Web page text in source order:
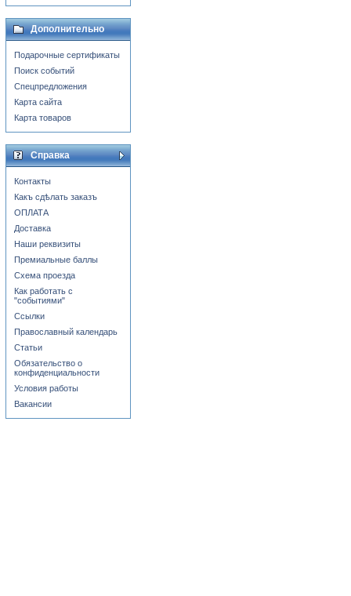
Дополнительно
Подарочные сертификаты
Поиск событий
Спецпредложения
Карта сайта
Карта товаров
Справка
Контакты
Какъ сдѣлать заказъ
ОПЛАТА
Доставка
Наши реквизиты
Премиальные баллы
Схема проезда
Как работать с
"событиями"
Ссылки
Православный календарь
Статьи
Обязательство о
конфиденциальности
Условия работы
Вакансии